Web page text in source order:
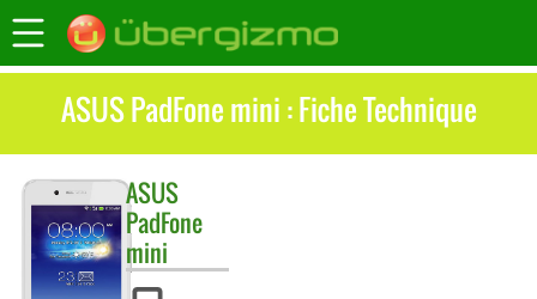
ASUS PadFone mini : Fiche Technique
ASUS
PadFone
mini